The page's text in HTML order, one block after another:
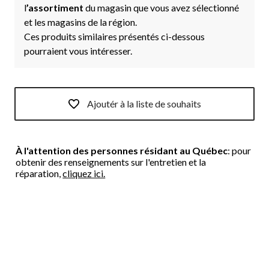
l’assortiment du magasin que vous avez sélectionné
et les magasins de la région.
Ces produits similaires présentés ci-dessous
pourraient vous intéresser.
Ajoutér à la liste de souhaits
À l'attention des personnes résidant au Québec: pour
obtenir des renseignements sur l'entretien et la
réparation,cliquez ici.